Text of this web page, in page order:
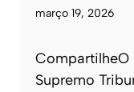
março 19, 2026
CompartilheO
Supremo